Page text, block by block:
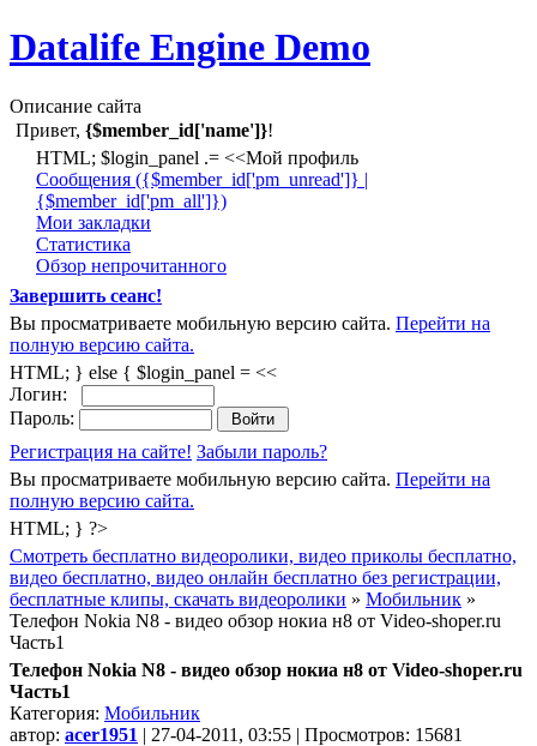
Datalife Engine Demo
Описание сайта
Привет, {$member_id['name']}!
HTML; $login_panel .= <<Мой профиль
Cообщения ({$member_id['pm_unread']} |
{$member_id['pm_all']})
Мои закладки
Статистика
Обзор непрочитанного
Завершить сеанс!
Вы просматриваете мобильную версию сайта. Перейти на
полную версию сайта.
HTML; } else { $login_panel = <<
Логин:
Пароль:
Регистрация на сайте! Забыли пароль?
Вы просматриваете мобильную версию сайта. Перейти на
полную версию сайта.
HTML; } ?>
Смотреть бесплатно видеоролики, видео приколы бесплатно,
видео бесплатно, видео онлайн бесплатно без регистрации,
бесплатные клипы, скачать видеоролики » Мобильник »
Телефон Nokia N8 - видео обзор нокиа н8 от Video-shoper.ru
Часть1
Телефон Nokia N8 - видео обзор нокиа н8 от Video-shoper.ru
Часть1
Категория: Мобильник
автор: acer1951 | 27-04-2011, 03:55 | Просмотров: 15681